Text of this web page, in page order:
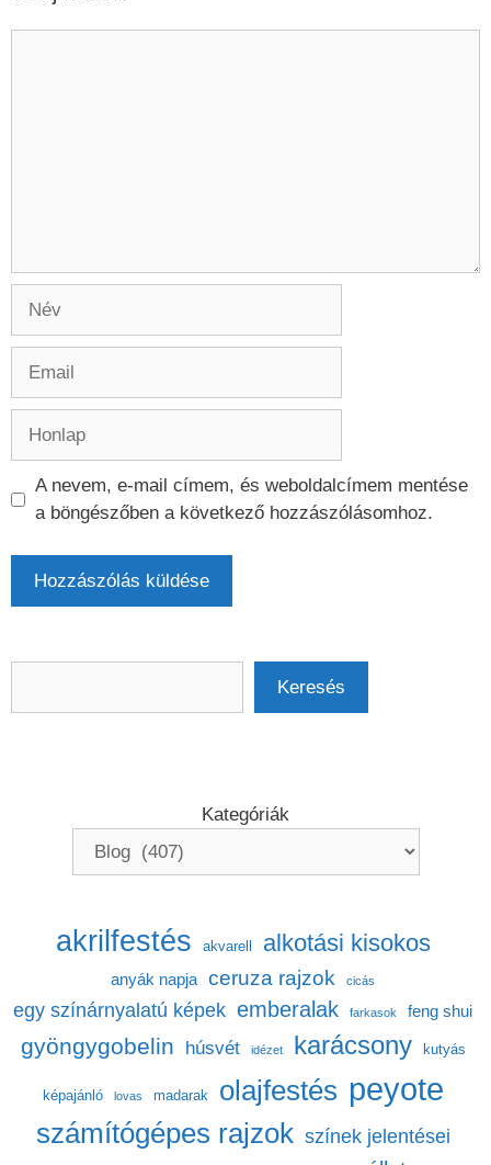
A nevem, e-mail címem, és weboldalcímem mentése
a böngészőben a következő hozzászólásomhoz.
Keresés
Kategóriák
akrilfestés akvarell alkotási kisokos
anyák napja ceruza rajzok cicás
egy színárnyalatú képek emberalak farkasok feng shui
gyöngygobelin húsvét idézet karácsony kutyás
képajánló lovas madarak olajfestés peyote
számítógépes rajzok színek jelentései